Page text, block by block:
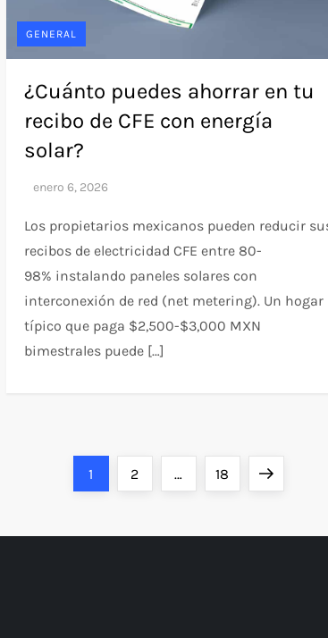
GENERAL
¿Cuánto puedes ahorrar en tu
recibo de CFE con energía
solar?
Los propietarios mexicanos pueden reducir
recibos de electricidad CFE entre 80-
98% instalando paneles solares con
interconexión de red (net metering). Un hogar
típico que paga $2,500-$3,000 MXN
bimestrales puede […]
Página
1 Página
2 … Página
18 Siguiente